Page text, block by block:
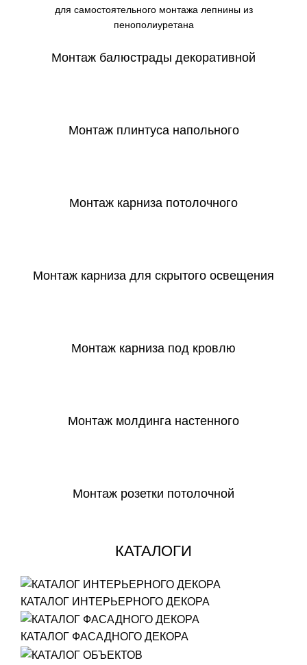
для самостоятельного монтажа лепнины из
пенополиуретана
Монтаж балюстрады декоративной
Монтаж плинтуса напольного
Монтаж карниза потолочного
Монтаж карниза для скрытого освещения
Монтаж карниза под кровлю
Монтаж молдинга настенного
Монтаж розетки потолочной
КАТАЛОГИ
КАТАЛОГ ИНТЕРЬЕРНОГО ДЕКОРА
КАТАЛОГ ФАСАДНОГО ДЕКОРА